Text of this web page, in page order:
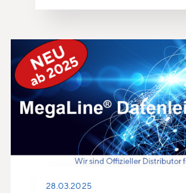
28.03.2025